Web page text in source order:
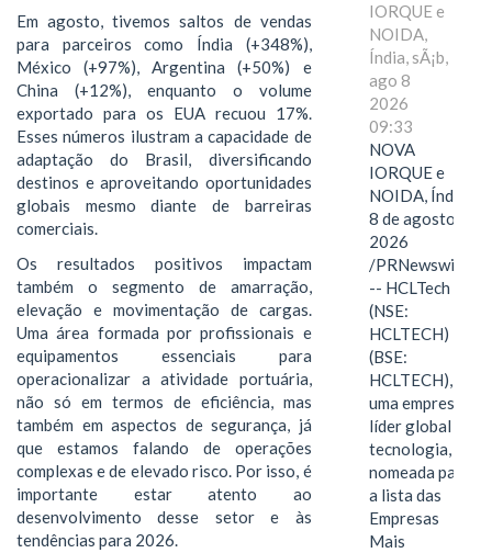
Em agosto, tivemos saltos de vendas
para parceiros como Índia (+348%),
México (+97%), Argentina (+50%) e
China (+12%), enquanto o volume
exportado para os EUA recuou 17%.
Esses números ilustram a capacidade de
adaptação do Brasil, diversificando
destinos e aproveitando oportunidades
globais mesmo diante de barreiras
comerciais.
Os resultados positivos impactam
também o segmento de amarração,
elevação e movimentação de cargas.
Uma área formada por profissionais e
equipamentos essenciais para
operacionalizar a atividade portuária,
não só em termos de eficiência, mas
também em aspectos de segurança, já
que estamos falando de operações
complexas e de elevado risco. Por isso, é
importante estar atento ao
desenvolvimento desse setor e às
tendências para 2026.
IORQUE e
NOIDA,
Índia, sÃ¡b,
ago 8
2026
09:33
NOVA
IORQUE e
NOIDA, Índia,
8 de agosto de
2026
/PRNewswire/
-- HCLTech
(NSE:
HCLTECH)
(BSE:
HCLTECH),
uma empresa
líder global em
tecnologia, foi
nomeada para
a lista das
Empresas
Mais